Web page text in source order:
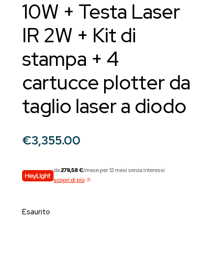
10W + Testa Laser
IR 2W + Kit di
stampa + 4
cartucce plotter da
taglio laser a diodo
€3,355.00
da279,58 €/mese per 12 mesi senza interessi
scopri di più
Esaurito